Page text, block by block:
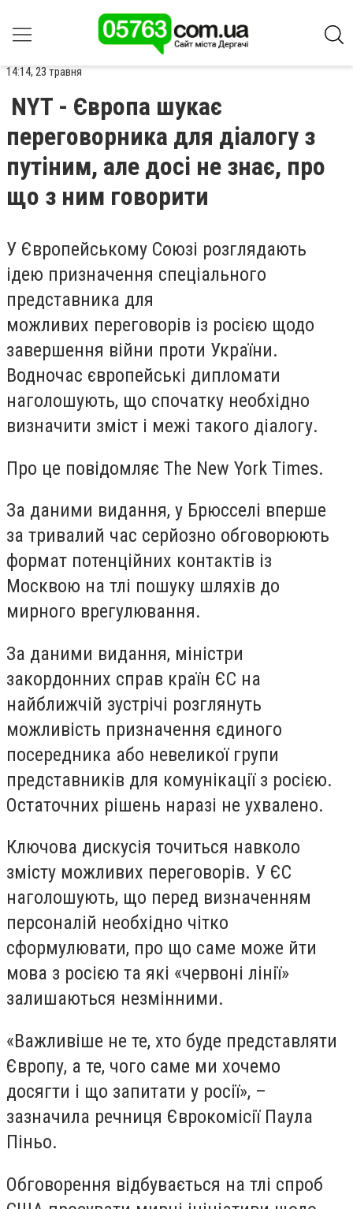
14:14, 23 травня
NYT - Європа шукає
переговорника для діалогу з
путіним, але досі не знає, про
що з ним говорити
У Європейському Союзі розглядають
ідею призначення спеціального
представника для
можливих переговорів із росією щодо
завершення війни проти України.
Водночас європейські дипломати
наголошують, що спочатку необхідно
визначити зміст і межі такого діалогу.
Про це повідомляє The New York Times.
За даними видання, у Брюсселі вперше
за тривалий час серйозно обговорюють
формат потенційних контактів із
Москвою на тлі пошуку шляхів до
мирного врегулювання.
За даними видання, міністри
закордонних справ країн ЄС на
найближчій зустрічі розглянуть
можливість призначення єдиного
посередника або невеликої групи
представників для комунікації з росією.
Остаточних рішень наразі не ухвалено.
Ключова дискусія точиться навколо
змісту можливих переговорів. У ЄС
наголошують, що перед визначенням
персоналій необхідно чітко
сформулювати, про що саме може йти
мова з росією та які «червоні лінії»
залишаються незмінними.
«Важливіше не те, хто буде представляти
Європу, а те, чого саме ми хочемо
досягти і що запитати у росії», –
зазначила речниця Єврокомісії Паула
Піньо.
Обговорення відбувається на тлі спроб